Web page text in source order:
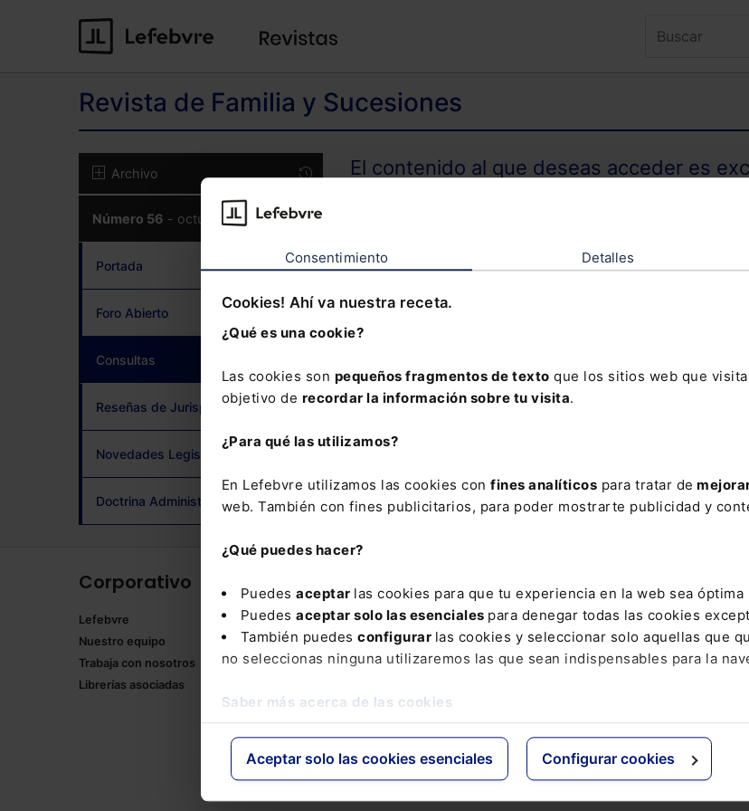
Consentimiento Detalles
Cookies! Ahí va nuestra receta.
¿Qué es una cookie?
Las cookies son pequeños fragmentos de texto que los sitios web que
objetivo de recordar la información sobre tu visita.
¿Para qué las utilizamos?
En Lefebvre utilizamos las cookies con fines analíticos para tratar de
web. También con fines publicitarios, para poder mostrarte publicidad y
¿Qué puedes hacer?
Puedes aceptar las cookies para que tu experiencia en la web sea óptima
Puedes aceptar solo las esenciales para denegar todas las cookies
También puedes configurar las cookies y seleccionar solo aquellas que
no seleccionas ninguna utilizaremos las que sean indispensables para la
Saber más acerca de las cookies
Aceptar solo las cookies esenciales Configurar cookies
Revista de Familia y Sucesiones
Archivo
Número 56 - octubre 2017
Portada
Foro Abierto
Consultas
Reseñas de Jurisprudencia
Novedades Legislativas
Doctrina Administrativa
El contenido al que deseas acceder es
Si todavía no te has suscrito, no pierdas
adquiere tu acceso con un
Corporativo
Lefebvre
Nuestro equipo
Trabaja con nosotros
Librerías asociadas
Productos
Mementos
Formularios Jurídicos
Manuales de Derecho
Mementos Expertos
Códigos Comentados
Grupo
ELS
El Derecho
Espacio Asesoría